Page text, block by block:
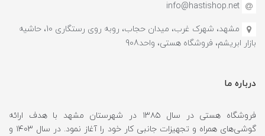
info@hastishop.net
مشهد، شهرک غرب، میدان حجاب، روبه روی رستگاری 10، حاشیه
بازار ابریشم، فروشگاه هستی، واحد908
درباره ما
فروشگاه هستی در سال ۱۳۸۵ در شهرستان مشهد با هدف ارائه
گوشی‌های همراه و تجهیزات جانبی کار خود را آغاز نمود. در سال ۱۴۰۳ و